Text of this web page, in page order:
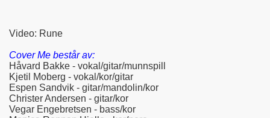
Video: Rune
Cover Me består av:
Håvard Bakke - vokal/gitar/munnspill
Kjetil Moberg - vokal/kor/gitar
Espen Sandvik - gitar/mandolin/kor
Christer Andersen - gitar/kor
Vegar Engebretsen - bass/kor